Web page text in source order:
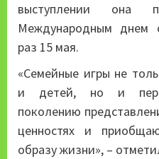
выступлении она
Международным днем
раз 15 мая.
«Семейные игры не
и детей, но и
поколению
ценностях и
образу жизни», –